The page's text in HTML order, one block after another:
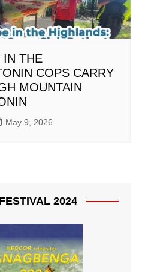
IN THE
COPS CARRY
MOUNTAIN
May 9, 2026
2024